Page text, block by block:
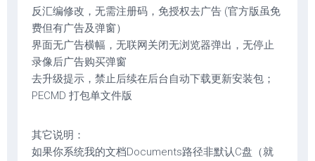
反汇编修改，无需注册码，免授权去广告 (官方版虽免
费但有广告及弹窗）
界面无广告横幅，无联网关闭无浏览器弹出，无停止
录像后广告购买弹窗
去升级提示，禁止后续在后台自动下载更新安装包；
PECMD 打包单文件版
其它说明：
如果你系统我的文档Documents路径非默认C盘（就